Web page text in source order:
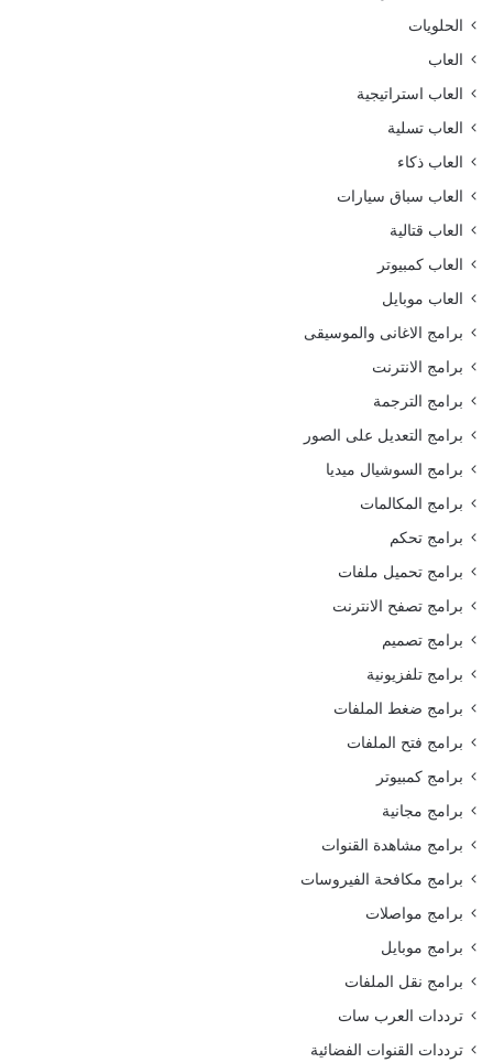
الحلويات
العاب
العاب استراتيجية
العاب تسلية
العاب ذكاء
العاب سباق سيارات
العاب قتالية
العاب كمبيوتر
العاب موبايل
برامج الاغانى والموسيقى
برامج الانترنت
برامج الترجمة
برامج التعديل على الصور
برامج السوشيال ميديا
برامج المكالمات
برامج تحكم
برامج تحميل ملفات
برامج تصفح الانترنت
برامج تصميم
برامج تلفزيونية
برامج ضغط الملفات
برامج فتح الملفات
برامج كمبيوتر
برامج مجانية
برامج مشاهدة القنوات
برامج مكافحة الفيروسات
برامج مواصلات
برامج موبايل
برامج نقل الملفات
ترددات العرب سات
ترددات القنوات الفضائية